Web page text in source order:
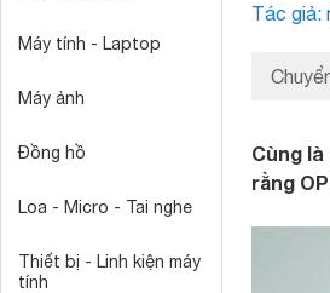
Máy tính - Laptop
Máy ảnh
Đồng hồ
Loa - Micro - Tai nghe
Thiết bị - Linh kiện máy
tính
Tác giả:
Cùng
rằng